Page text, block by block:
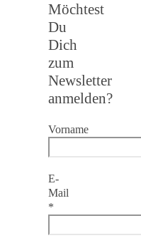
Möchtest
Du
Dich
zum
Newsletter
anmelden?
Vorname
E-
Mail
*